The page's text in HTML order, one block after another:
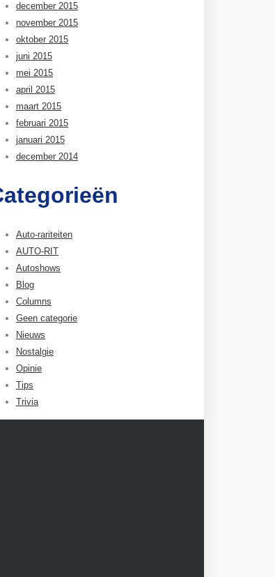
december 2015
november 2015
oktober 2015
juni 2015
mei 2015
april 2015
maart 2015
februari 2015
januari 2015
december 2014
Auto-rariteiten
AUTO-RIT
Autoshows
Blog
Columns
Geen categorie
Nieuws
Nostalgie
Opinie
Tips
Trivia